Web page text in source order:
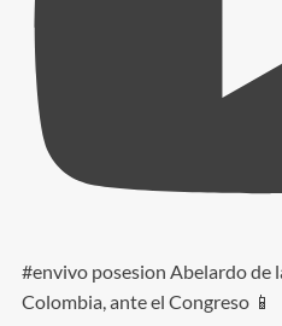
#envivo posesion Abelardo de
Colombia, ante el Congreso 📱